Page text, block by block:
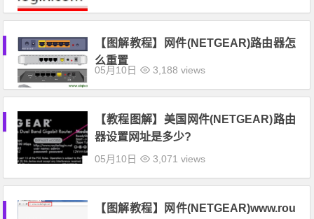
【图解教程】网件(NETGEAR)路由器怎
么重置
05月10日 3,188 views
【教程图解】美国网件(NETGEAR)路由
器设置网址是多少?
05月10日 3,071 views
【图解教程】网件(NETGEAR)www.rou